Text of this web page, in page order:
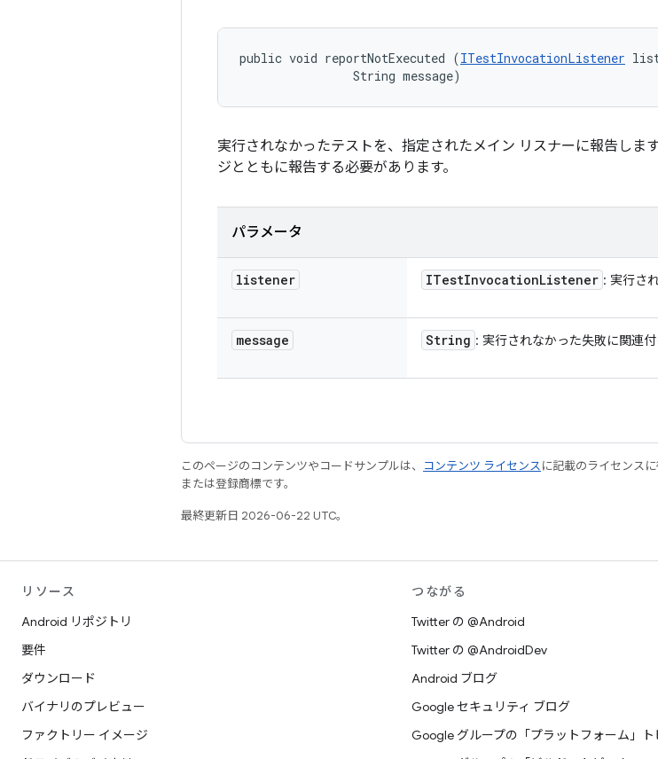
public void reportNotExecuted (ITestInvocationListener
                String message)
実行されなかったテストを、指定されたメイン リスナーに報告しま
ジとともに報告する必要があります。
パラメータ
listener ITestInvocationListener : 実行さ
message String : 実行されなかった失敗に関連付
このページのコンテンツやコードサンプルは、 コンテンツ ライセンスに記載のライセンス
または登録商標です。
最終更新日 2026-06-22 UTC。
リソース
Android リポジトリ
要件
ダウンロード
バイナリのプレビュー
ファクトリー イメージ
つながる
Twitter の @Android
Twitter の @AndroidDev
Android ブログ
Google セキュリティ ブログ
Google グループの「プラットフォーム」ト